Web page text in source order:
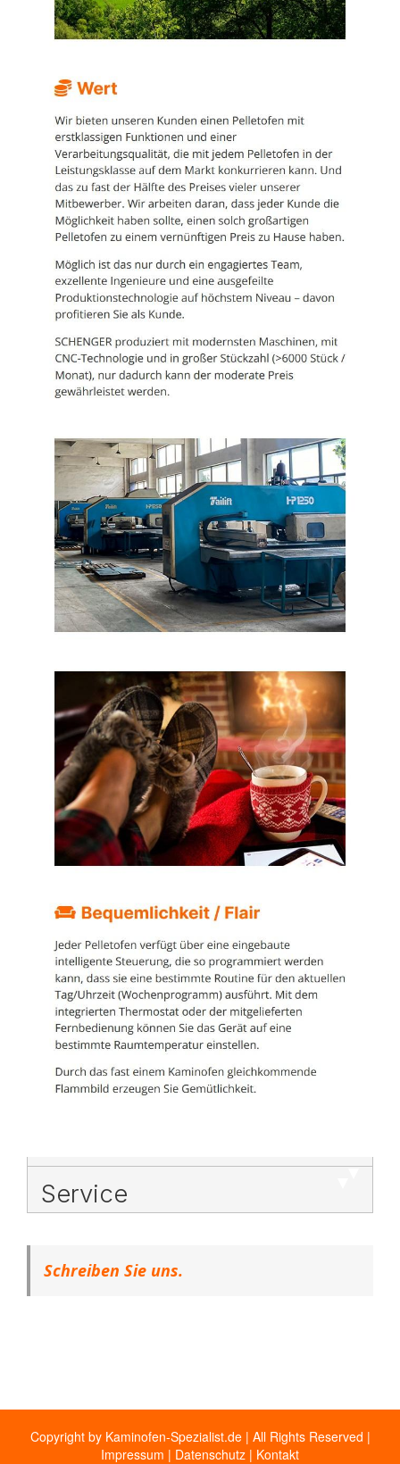
Service
Schreiben Sie uns.
Copyright by Kaminofen-Spezialist.de | All Rights Reserved |
Impressum | Datenschutz | Kontakt